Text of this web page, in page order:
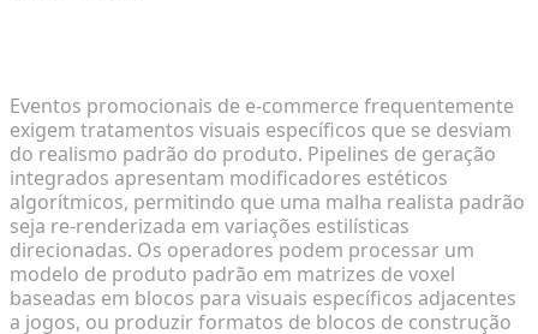
Eventos promocionais de e-commerce frequentemente
exigem tratamentos visuais específicos que se desviam
do realismo padrão do produto. Pipelines de geração
integrados apresentam modificadores estéticos
algorítmicos, permitindo que uma malha realista padrão
seja re-renderizada em variações estilísticas
direcionadas. Os operadores podem processar um
modelo de produto padrão em matrizes de voxel
baseadas em blocos para visuais específicos adjacentes
a jogos, ou produzir formatos de blocos de construção